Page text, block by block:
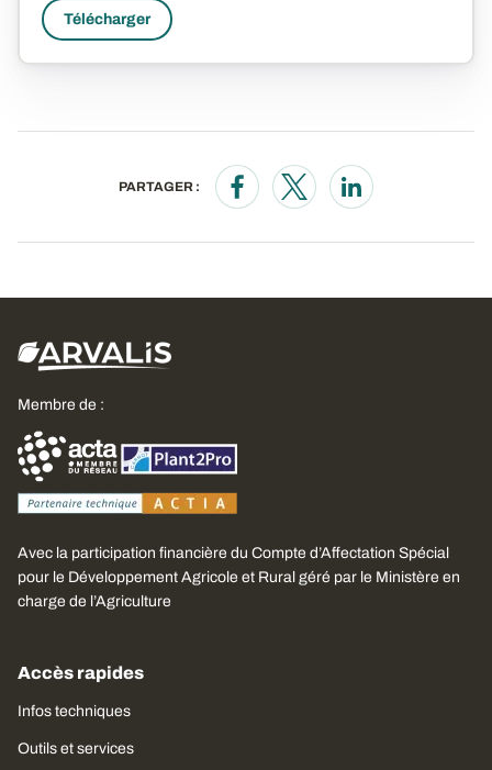
Télécharger
PARTAGER :
Opens in a new window
Opens in a new window
Opens in a new
Membre de :
Avec la participation financière du Compte d’Affectation Spécial
pour le Développement Agricole et Rural géré par le Ministère en
charge de l’Agriculture
Accès rapides
Infos techniques
Outils et services